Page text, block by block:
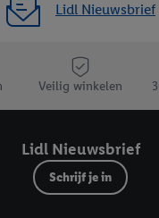
Lidl Nieuwsbrief
ons als Lidl webshop
Veilig winkelen
Lidl Nieuwsbrief
Schrijf je in